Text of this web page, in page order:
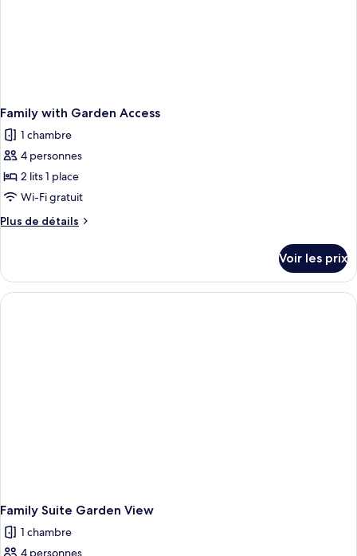
Family with Garden Access
1 chambre
4 personnes
2 lits 1 place
Wi-Fi gratuit
Plus de détails
Plus
le
type
de
Voir les prix
Family Suite Garden View
1 chambre
4 personnes